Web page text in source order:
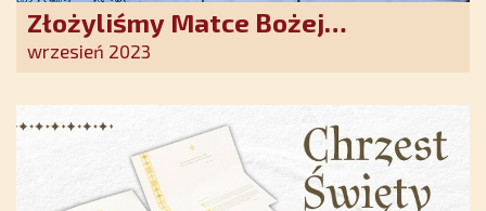
Złożyliśmy Matce Bożej
Ostrobramskiej pozłacane wotum
wrzesień 2023